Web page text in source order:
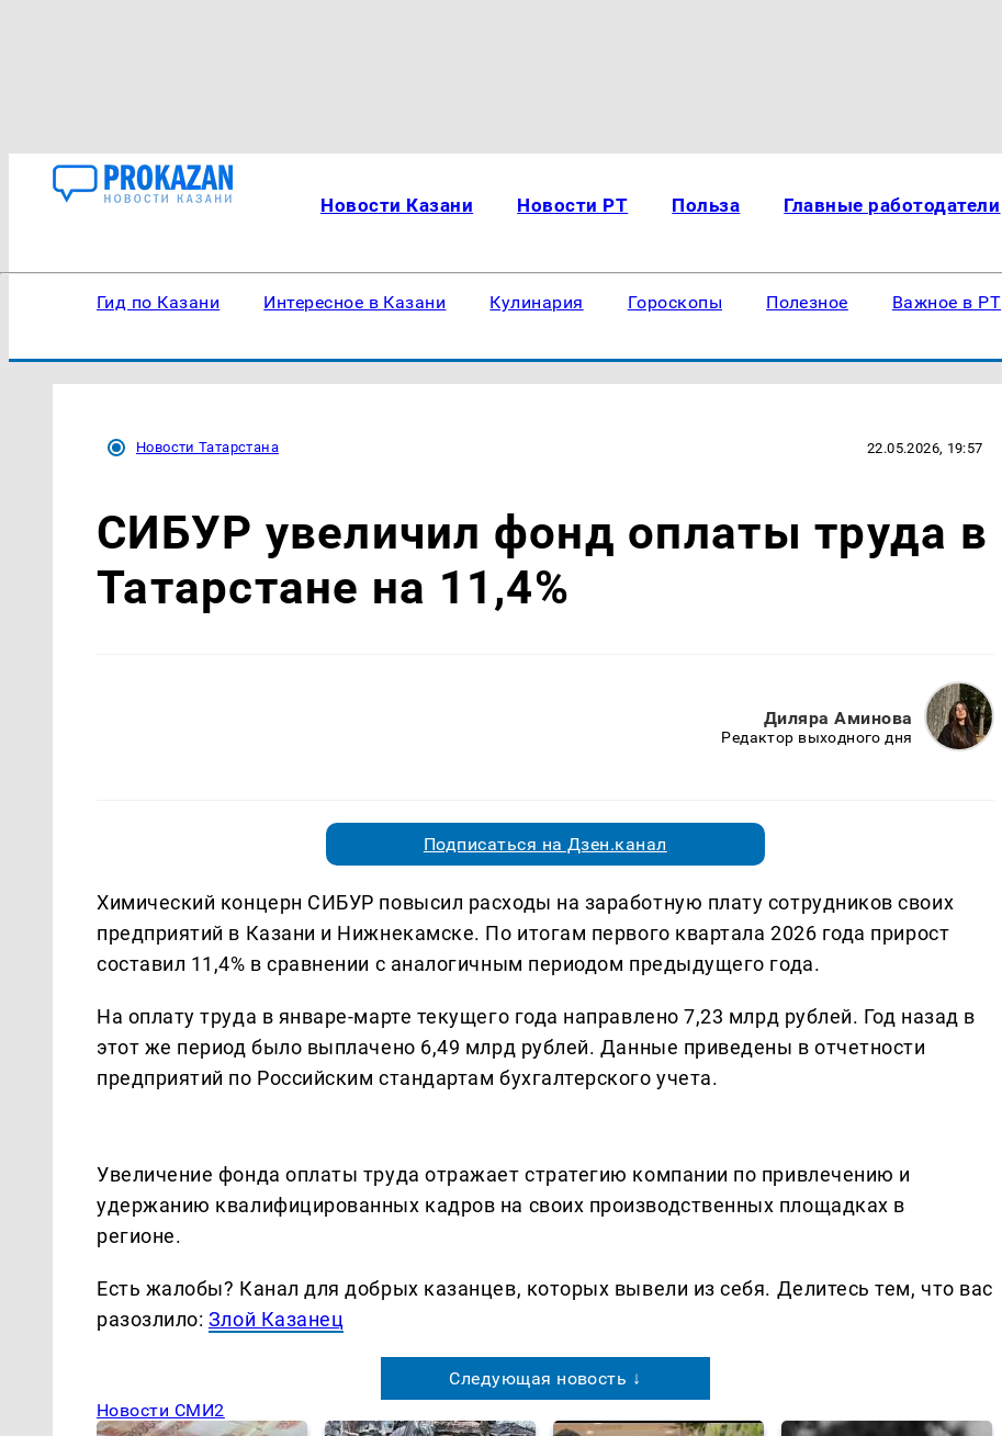
Новости Казани Новости РТ Польза Главные работодатели
Гид по Казани Интересное в Казани Кулинария Гороскопы Полезное Важное в РТ
Новости Татарстана 22.05.2026, 19:57
СИБУР увеличил фонд оплаты труда в
Татарстане на 11,4%
Диляра Аминова
Редактор выходного дня
Подписаться на Дзен.канал
Химический концерн СИБУР повысил расходы на заработную плату сотрудников своих
предприятий в Казани и Нижнекамске. По итогам первого квартала 2026 года прирост
составил 11,4% в сравнении с аналогичным периодом предыдущего года.
На оплату труда в январе-марте текущего года направлено 7,23 млрд рублей. Год назад в
этот же период было выплачено 6,49 млрд рублей. Данные приведены в отчетности
предприятий по Российским стандартам бухгалтерского учета.
Увеличение фонда оплаты труда отражает стратегию компании по привлечению и
удержанию квалифицированных кадров на своих производственных площадках в
регионе.
Есть жалобы? Канал для добрых казанцев, которых вывели из себя. Делитеcь тем, что вас
разозлило: Злой Казанец
Следующая новость ↓
Новости СМИ2